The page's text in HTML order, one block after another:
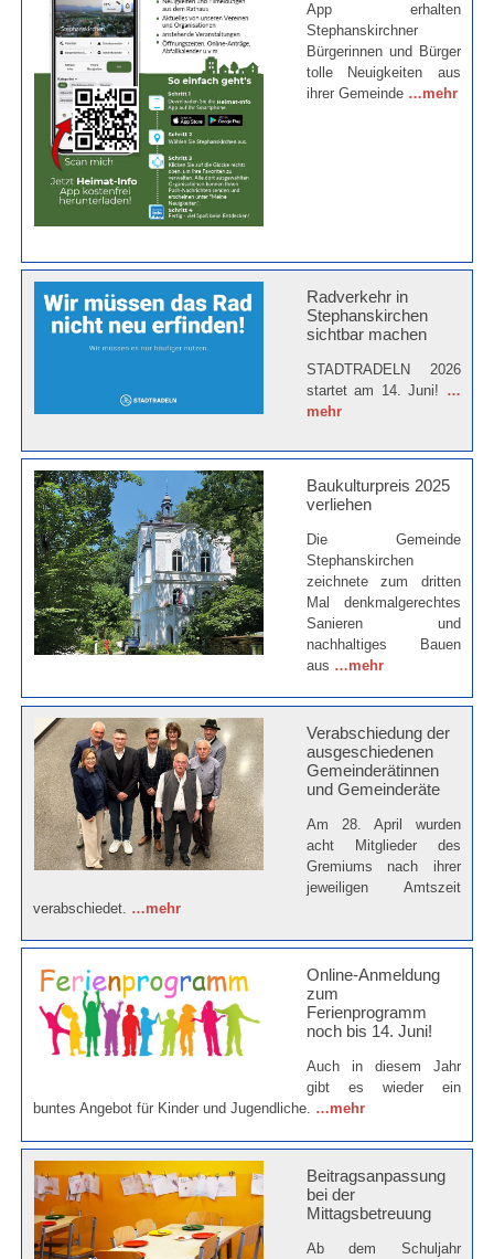
App erhalten
Stephanskirchner
Bürgerinnen und Bürger
tolle Neuigkeiten aus
ihrer Gemeinde …mehr
Radverkehr in
Stephanskirchen
sichtbar machen
STADTRADELN 2026
startet am 14. Juni! …
mehr
Baukulturpreis 2025
verliehen
Die Gemeinde
Stephanskirchen
zeichnete zum dritten
Mal denkmalgerechtes
Sanieren und
nachhaltiges Bauen
aus …mehr
Verabschiedung der
ausgeschiedenen
Gemeinderätinnen
und Gemeinderäte
Am 28. April wurden
acht Mitglieder des
Gremiums nach ihrer
jeweiligen Amtszeit
verabschiedet. …mehr
Online-Anmeldung
zum
Ferienprogramm
noch bis 14. Juni!
Auch in diesem Jahr
gibt es wieder ein
buntes Angebot für Kinder und Jugendliche. …mehr
Beitragsanpassung
bei der
Mittagsbetreuung
Ab dem Schuljahr